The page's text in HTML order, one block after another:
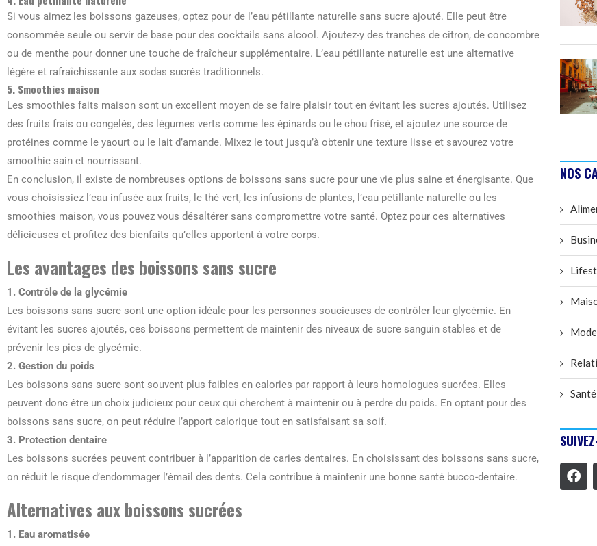
Si vous aimez les boissons gazeuses, optez pour de l’eau pétillante naturelle sans sucre ajouté. Elle peut être
consommée seule ou servir de base pour des cocktails sans alcool. Ajoutez-y des tranches de citron, de concombre
ou de menthe pour donner une touche de fraîcheur supplémentaire. L’eau pétillante naturelle est une alternative
légère et rafraîchissante aux sodas sucrés traditionnels.
5. Smoothies maison
Les smoothies faits maison sont un excellent moyen de se faire plaisir tout en évitant les sucres ajoutés. Utilisez
des fruits frais ou congelés, des légumes verts comme les épinards ou le chou frisé, et ajoutez une source de
protéines comme le yaourt ou le lait d’amande. Mixez le tout jusqu’à obtenir une texture lisse et savourez votre
smoothie sain et nourrissant.
En conclusion, il existe de nombreuses options de boissons sans sucre pour une vie plus saine et énergisante. Que
vous choisissiez l’eau infusée aux fruits, le thé vert, les infusions de plantes, l’eau pétillante naturelle ou les
smoothies maison, vous pouvez vous désaltérer sans compromettre votre santé. Optez pour ces alternatives
délicieuses et profitez des bienfaits qu’elles apportent à votre corps.
Les avantages des boissons sans sucre
1. Contrôle de la glycémie
Les boissons sans sucre sont une option idéale pour les personnes soucieuses de contrôler leur glycémie. En
évitant les sucres ajoutés, ces boissons permettent de maintenir des niveaux de sucre sanguin stables et de
prévenir les pics de glycémie.
2. Gestion du poids
Les boissons sans sucre sont souvent plus faibles en calories par rapport à leurs homologues sucrées. Elles
peuvent donc être un choix judicieux pour ceux qui cherchent à maintenir ou à perdre du poids. En optant pour des
boissons sans sucre, on peut réduire l’apport calorique tout en satisfaisant sa soif.
3. Protection dentaire
Les boissons sucrées peuvent contribuer à l’apparition de caries dentaires. En choisissant des boissons sans sucre,
on réduit le risque d’endommager l’émail des dents. Cela contribue à maintenir une bonne santé bucco-dentaire.
Alternatives aux boissons sucrées
1. Eau aromatisée
NOS
Mode